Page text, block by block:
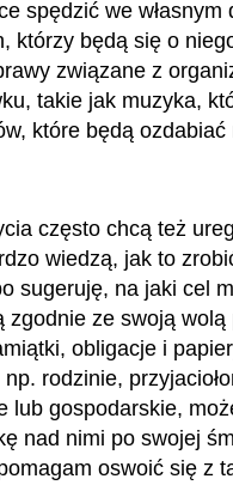
spędzić we własnym
którzy będą się o
związane z
takie jak muzyka,
które będą
często chcą też
wiedzą, jak to
sugeruję, na jaki cel
ze swoją wolą
obligacje i
rodzinie,
lub gospodarskie,
nad nimi po swojej
oswoić się z